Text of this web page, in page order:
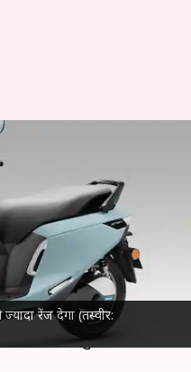
रेंज देगा (तस्वीर:
भारत में
और फीचर
pm
एक्सपो 2025 में एक्टिवा
है। इसके लिए बेंगलुरु,
पहले ही बुकिंग खोल